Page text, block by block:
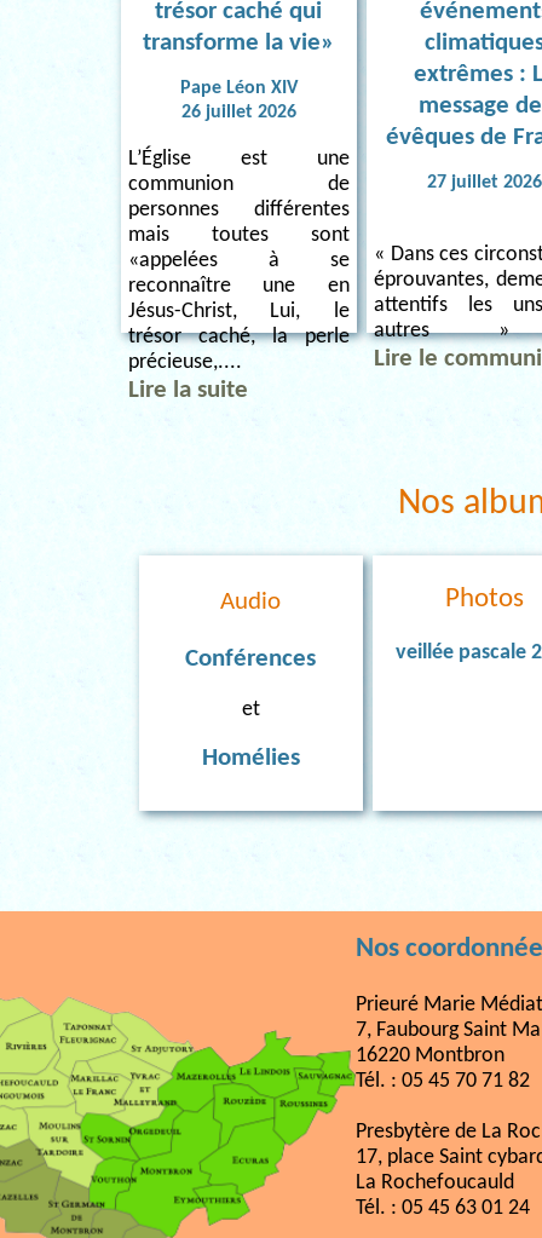
trésor caché qui
transforme la vie»
Pape Léon XIV
26 juillet 2026
L’Église est une
communion de
personnes différentes
mais toutes sont
«appelées à se
reconnaître une en
Jésus-Christ, Lui, le
trésor caché, la perle
précieuse,....
Lire la suite
extrêmes :
message
évêques de
27 juillet 2026
« Dans ces
éprouvantes,
attentifs les
autres
Lire le
Nos
Audio
Conférences
et
Homélies
Photos
veillée pascale
Nos
Prieuré Marie
7, Faubourg Saint
16220 Montbron
Tél. : 05 45 70 71 82
Presbytère de La
17, place Saint
La Rochefoucauld
Tél. : 05 45 63 01 24